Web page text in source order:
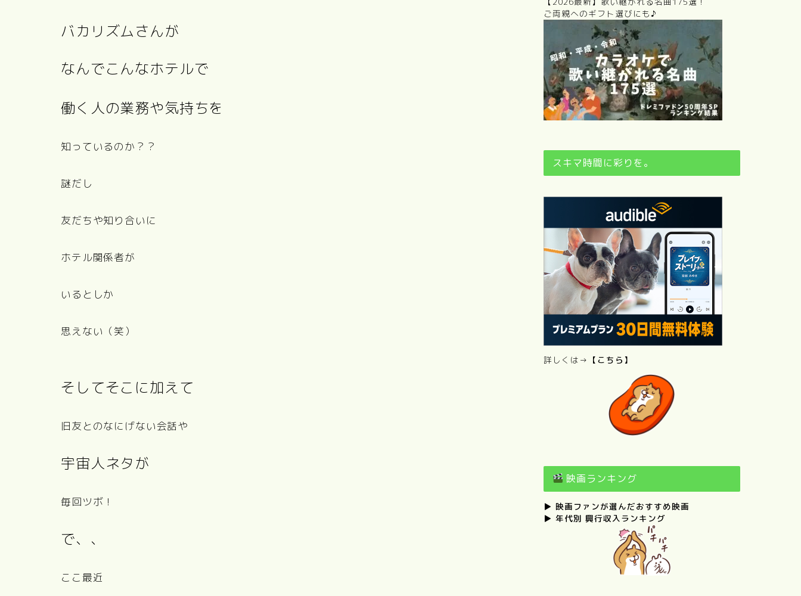
バカリズムさんが
なんでこんなホテルで
働く人の業務や気持ちを
知っているのか？？
謎だし
友だちや知り合いに
ホテル関係者が
いるとしか
思えない（笑）
そしてそこに加えて
旧友とのなにげない会話や
宇宙人ネタが
毎回ツボ！
で、、
ここ最近
ご両親へのギフト選びにも♪
スキマ時間に彩りを。
詳しくは→ 【こちら】
映画ランキング
▶ 映画ファンが選んだおすすめ映画
▶ 年代別 興行収入ランキング